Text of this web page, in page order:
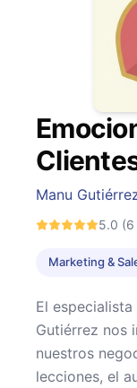
Manu
5.0 (6
Marketing &
El
Gutiérrez nos
nuestros
lecciones, el